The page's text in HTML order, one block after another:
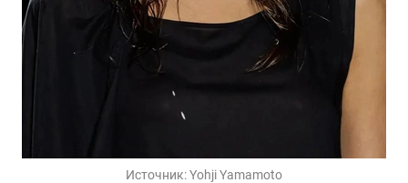
Источник:Yohji Yamamoto